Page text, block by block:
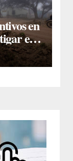
en
el
lluvias